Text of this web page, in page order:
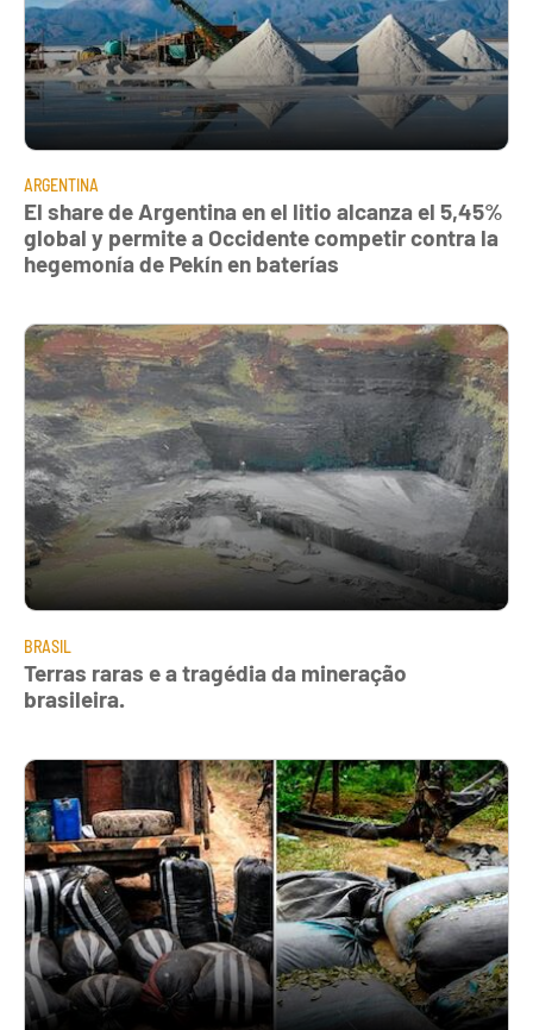
ARGENTINA
El share de Argentina en el litio alcanza el 5,45%
global y permite a Occidente competir contra la
hegemonía de Pekín en baterías
BRASIL
Terras raras e a tragédia da mineração
brasileira.